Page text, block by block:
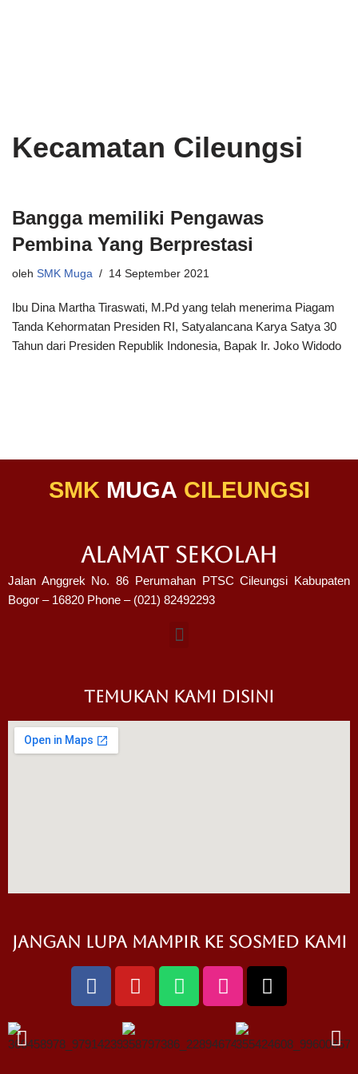
Kecamatan Cileungsi
Bangga memiliki Pengawas
Pembina Yang Berprestasi
oleh SMK Muga 14 September 2021
Ibu Dina Martha Tiraswati, M.Pd yang telah menerima Piagam
Tanda Kehormatan Presiden RI, Satyalancana Karya Satya 30
Tahun dari Presiden Republik Indonesia, Bapak Ir. Joko Widodo
SMK MUGA CILEUNGSI
ALAMAT SEKOLAH
Jalan Anggrek No. 86 Perumahan PTSC Cileungsi Kabupaten
Bogor – 16820 Phone – (021) 82492293
TEMUKAN KAMI DISINI
jangan lupa mampir ke sosmed kami